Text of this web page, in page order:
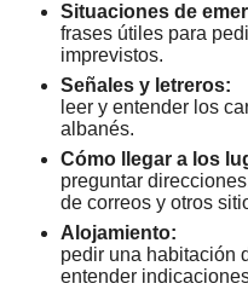
Situaciones de
frases útiles para
imprevistos.
Señales y letreros:
leer y entender los
albanés.
Cómo llegar a los
preguntar
de correos y otros
Alojamiento:
pedir una habitación
entender